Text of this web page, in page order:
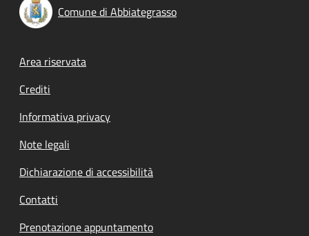
Comune di Abbiategrasso
Footer menu
Area riservata
Crediti
Informativa privacy
Note legali
Dichiarazione di accessibilità
Contatti
Prenotazione appuntamento